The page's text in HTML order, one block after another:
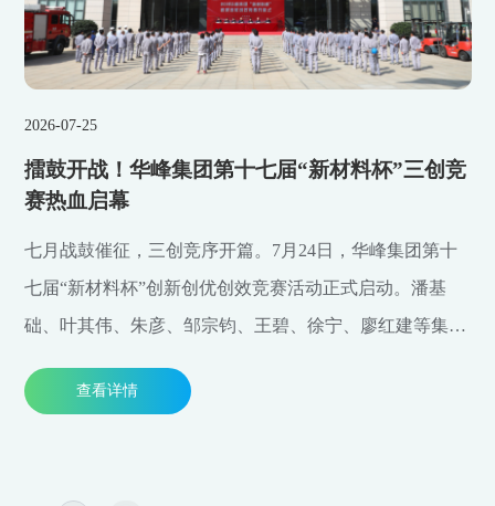
2026-07-25
擂鼓开战！华峰集团第十七届“新材料杯”三创竞
赛热血启幕
七月战鼓催征，三创竞序开篇。7月24日，华峰集团第十
七届“新材料杯”创新创优创效竞赛活动正式启动。潘基
础、叶其伟、朱彦、邹宗钧、王碧、徐宁、廖红建等集团
瑞安市消防救援局指战员代表受邀担任消防比武裁判，共
查看详情